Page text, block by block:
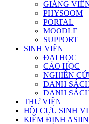
GIẢNG
PHYSOOM
PORTAL
MOODLE
SUPPORT
SINH VIÊN
ĐẠI HỌC
CAO HỌC
NGHIÊN
DANH
DANH
THƯ VIỆN
HỘI CỰU SINH
KIỂM ĐỊNH ASIIN